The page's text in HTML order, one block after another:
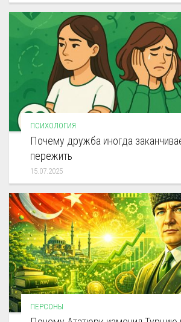
ПСИХОЛОГИЯ
Почему дружба иногда
пережить
15.07.2025
ПЕРСОНЫ